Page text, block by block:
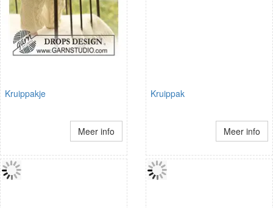
Kruippakje
Meer info
Kruippak
Meer info